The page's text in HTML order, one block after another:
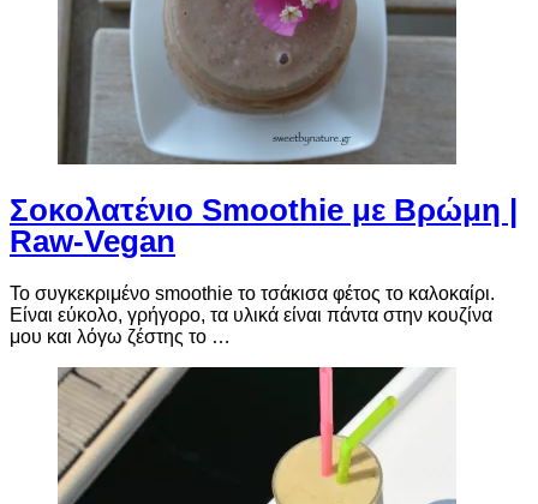
Σοκολατένιο Smoothie με Βρώμη |
Raw-Vegan
Το συγκεκριμένο smoothie το τσάκισα φέτος το καλοκαίρι.
Είναι εύκολο, γρήγορο, τα υλικά είναι πάντα στην κουζίνα
μου και λόγω ζέστης το …